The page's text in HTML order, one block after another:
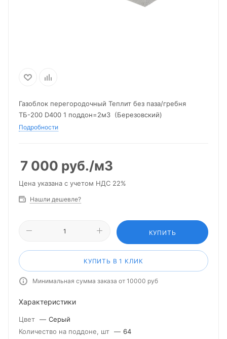
Газоблок перегородочный Теплит без паза/гребня
ТБ-200 D400 1 поддон=2м3 (Березовский)
Подробности
7 000 руб./м3
Цена указана с учетом НДС 22%
Нашли дешевле?
КУПИТЬ
КУПИТЬ В 1 КЛИК
Минимальная сумма заказа от 10000 руб
Характеристики
Цвет — Серый
Количество на поддоне, шт — 64